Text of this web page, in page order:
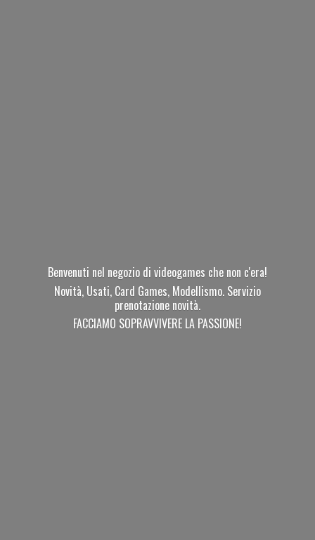
Benvenuti nel negozio di videogames che non c'era!
Novità, Usati, Card Games, Modellismo. Servizio
prenotazione novità.
FACCIAMO SOPRAVVIVERE LA PASSIONE!